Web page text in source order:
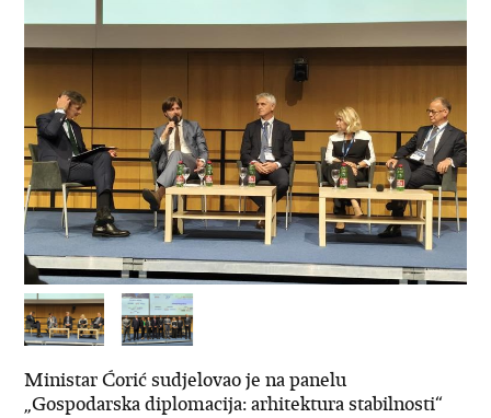
Ministar Ćorić sudjelovao je na panelu
„Gospodarska diplomacija: arhitektura stabilnosti“